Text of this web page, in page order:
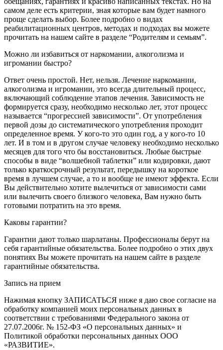
самом деле есть критерии, зная которые вам будет намного
проще сделать выбор. Более подробно о видах
реабилитационных центров, методах и подходах вы можете
прочитать на нашем сайте в разделе “Родителям и семьям”.
Можно ли избавиться от наркомании, алкоголизма и
игромании быстро?
Ответ очень простой. Нет, нельзя. Лечение наркомании,
алкоголизма и игромании, это всегда длительный процесс,
включающий соблюдение этапов лечения. Зависимость не
формируется сразу, необходимо несколько лет, этот процесс
называется “прогрессией зависимости”. От употребления
первой дозы до систематического употребления проходит
определенное время. У кого-то это один год, а у кого-то 10
лет. И в том и в другом случае человеку необходимо несколько
месяцев для того что бы восстановиться. Любые быстрые
способы в виде “волшебной таблетки” или кодировки, дают
только краткосрочный результат, передышку на короткое
время в лучшем случае, а то и вообще не имеют эффекта. Если
Вы действительно хотите вылечиться от зависимости сами
или вылечить своего близкого человека, Вам нужно быть
готовыми потратить на это время.
Каковы гарантии?
Гарантии дают только шарлатаны. Профессионалы берут на
себя гарантийные обязательства. Более подробно о этих двух
понятиях Вы можете прочитать на нашем сайте в разделе
гарантийные обязательства.
Запись на прием
Нажимая кнопку ЗАПИСАТЬСЯ ниже я даю свое согласие на
обработку компанией моих персональных данных в
соответствии с требованиями Федерального закона от
27.07.2006г. № 152-ФЗ «О персональных данных» и
Политикой обработки персональных данных ООО
«РАЗВИТИЕ».